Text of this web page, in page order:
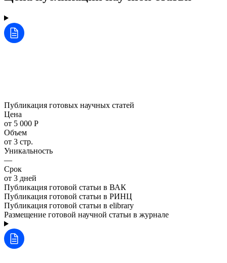
Публикация готовых научных статей
Цена
от 5 000 Р
Объем
от 3 стр.
Уникальность
—
Срок
от 3 дней
Публикация готовой статьи в ВАК
Публикация готовой статьи в РИНЦ
Публикация готовой статьи в elibrary
Размещение готовой научной статьи в журнале